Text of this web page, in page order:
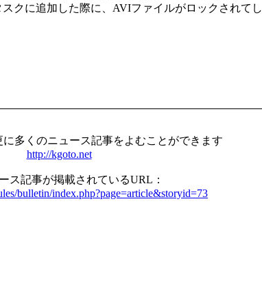
クに追加した際に、AVIファイルがロックされてし
に多くのニュース記事をよむことができます
http://kgoto.net
ス記事が掲載されているURL：
bulletin/index.php?page=article&storyid=73